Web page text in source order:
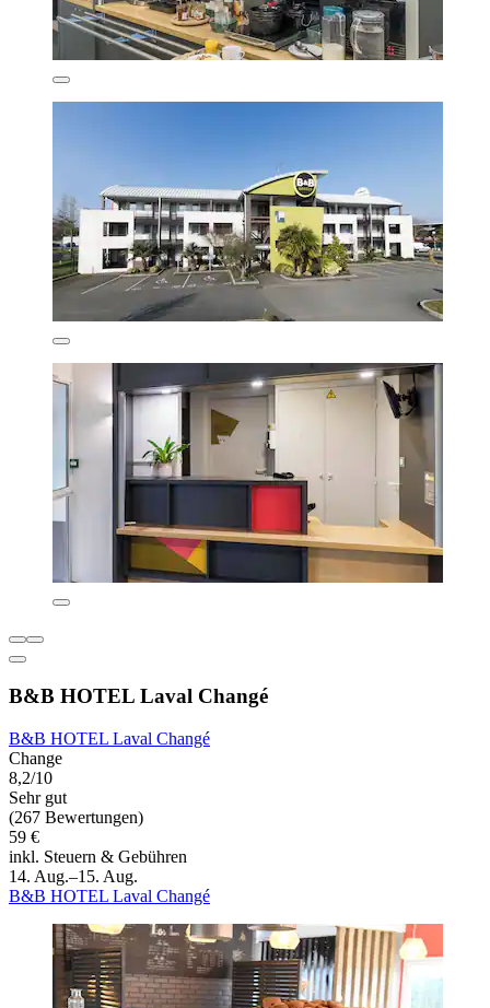
B&B HOTEL Laval Changé
B&B HOTEL Laval Changé
Change
8,2/10
Sehr gut
(267 Bewertungen)
59 €
inkl. Steuern & Gebühren
14. Aug.–15. Aug.
B&B HOTEL Laval Changé